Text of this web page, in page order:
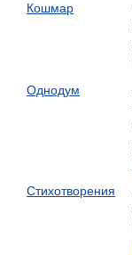
Кошмар
Однодум
Стихотворения